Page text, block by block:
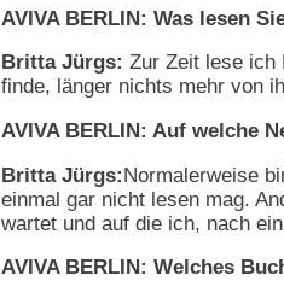
AVIVA BERLIN: Was lesen
Britta Jürgs: Zur Zeit lese ich
finde, länger nichts mehr von
AVIVA BERLIN: Auf welche
Britta Jürgs:Normalerweise
einmal gar nicht lesen mag.
wartet und auf die ich, nach
AVIVA BERLIN: Welches